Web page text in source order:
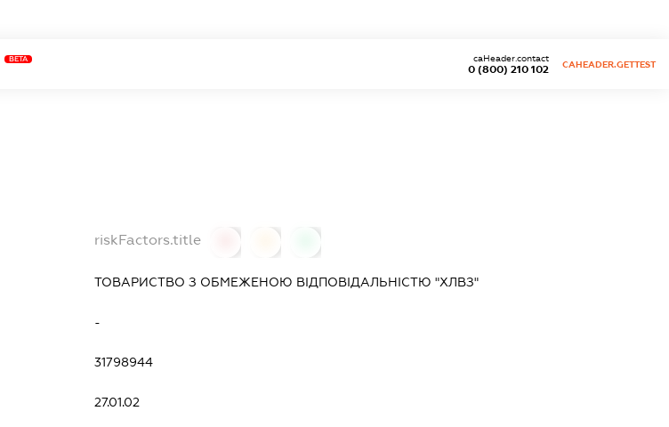
BETA
0 (800) 210 102
caHeader.contact
CAHEADER.GETTEST
riskFactors.title
ТОВАРИСТВО З ОБМЕЖЕНОЮ ВІДПОВІДАЛЬНІСТЮ "ХЛВЗ"
-
31798944
27.01.02